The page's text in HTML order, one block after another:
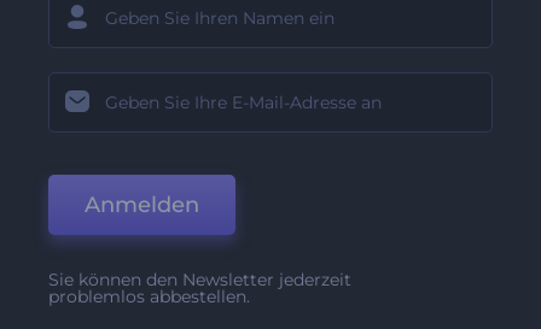
Anmelden
Sie können den Newsletter jederzeit
problemlos abbestellen.